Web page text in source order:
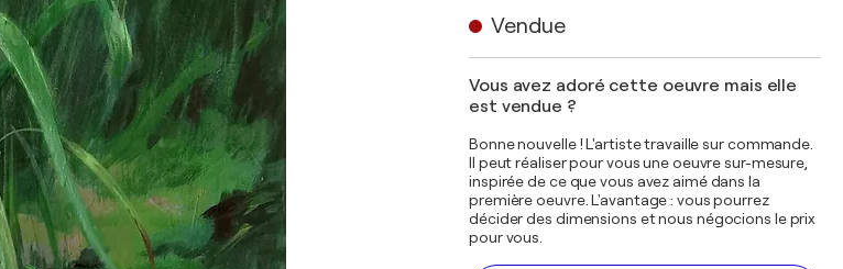
Vendue
Vous avez adoré cette oeuvre mais elle
est vendue ?
Bonne nouvelle ! L'artiste travaille sur commande.
Il peut réaliser pour vous une oeuvre sur-mesure,
inspirée de ce que vous avez aimé dans la
première oeuvre. L'avantage : vous pourrez
décider des dimensions et nous négocions le prix
pour vous.